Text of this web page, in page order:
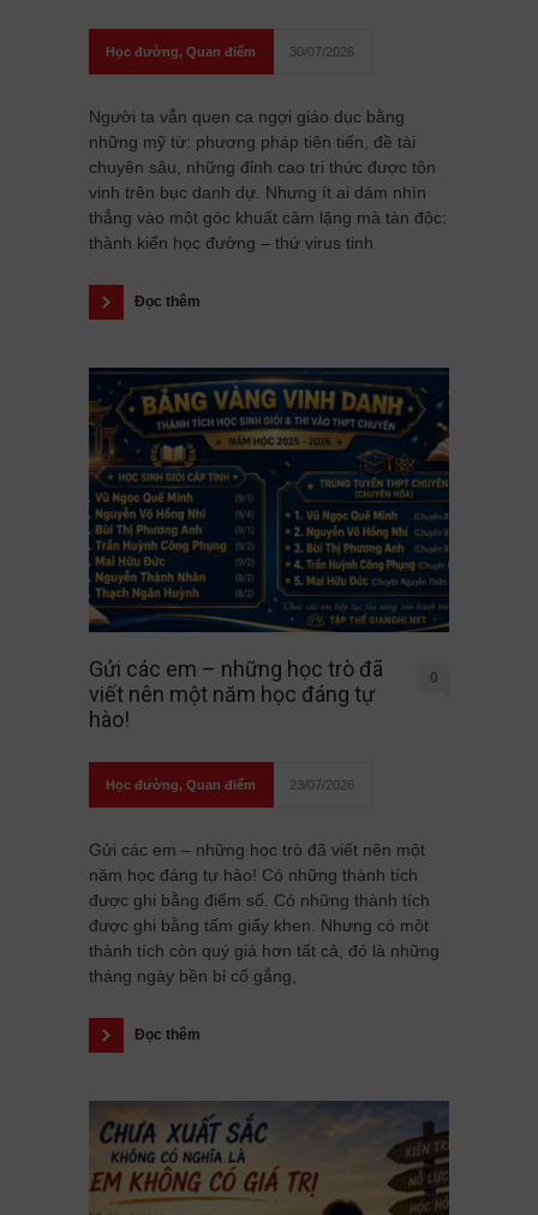
Học đường, Quan điểm 30/07/2026
Người ta vẫn quen ca ngợi giáo dục bằng
những mỹ từ: phương pháp tiên tiến, đề tài
chuyên sâu, những đỉnh cao tri thức được tôn
vinh trên bục danh dự. Nhưng ít ai dám nhìn
thẳng vào một góc khuất câm lặng mà tàn độc:
thành kiến học đường – thứ virus tinh
Đọc thêm
Gửi các em – những học trò đã
viết nên một năm học đáng tự
hào!
0
Học đường, Quan điểm 23/07/2026
Gửi các em – những học trò đã viết nên một
năm học đáng tự hào! Có những thành tích
được ghi bằng điểm số. Có những thành tích
được ghi bằng tấm giấy khen. Nhưng có một
thành tích còn quý giá hơn tất cả, đó là những
tháng ngày bền bỉ cố gắng,
Đọc thêm